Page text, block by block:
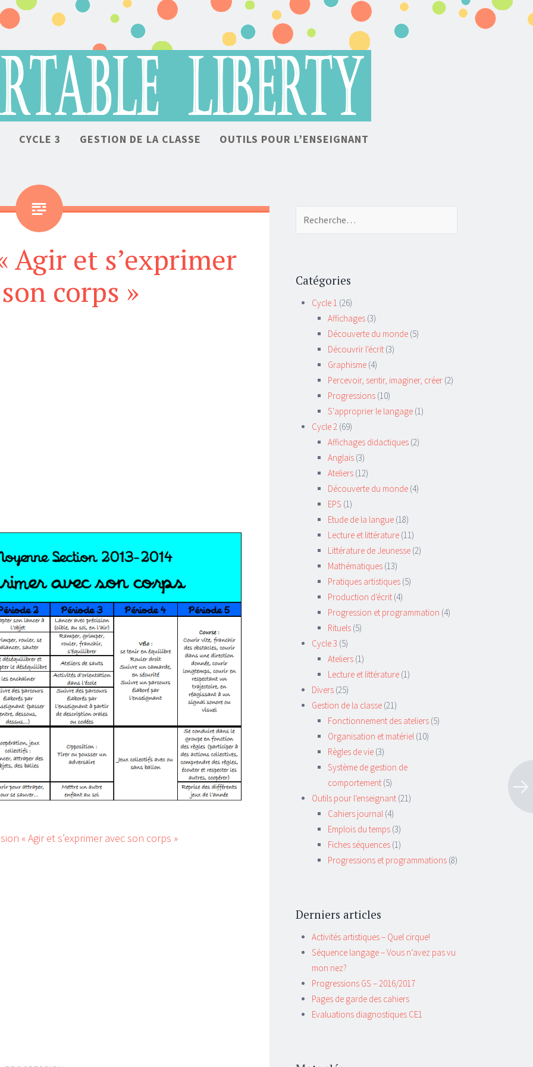
ALLER AU CONTENU
CYCLE 3 GESTION DE LA CLASSE OUTILS POUR L’ENSEIGNANT
Agir et s’exprimer
corps »
« Agir et s’exprimer avec son corps »
Catégories
Cycle 1 (26)
Affichages(3)
Découverte du monde(5)
Découvrir l'écrit(3)
Graphisme(4)
Percevoir, sentir, imaginer, créer(2)
Progressions(10)
S'approprier le langage(1)
Cycle 2 (69)
Affichages didactiques(2)
Anglais(3)
Ateliers(12)
Découverte du monde(4)
EPS (1)
Etude de la langue(18)
Lecture et littérature(11)
Littérature de Jeunesse(2)
Mathématiques(13)
Pratiques artistiques(5)
Production d'écrit(4)
Progression et programmation (4)
Rituels(5)
Cycle 3 (5)
Ateliers(1)
Lecture et littérature(1)
Divers(25)
Gestion de la classe(21)
Fonctionnement des ateliers(5)
Organisation et matériel (10)
Règles de vie(3)
Système de gestion de
comportement(5)
Outils pour l'enseignant(21)
Cahiers journal (4)
Emplois du temps(3)
Fiches séquences(1)
Progressions et programmations(8)
Derniers articles
Activités artistiques – Quel cirque!
Séquence langage – Vous n’avez pas vu
mon nez?
Progressions GS – 2016/2017
Pages de garde des cahiers
Evaluations diagnostiques CE1